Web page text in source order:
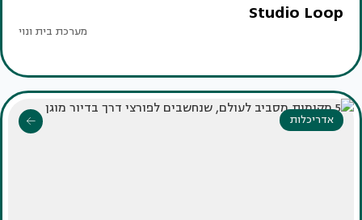
Studio Loop
מערכת בית ונוי
אדריכלות